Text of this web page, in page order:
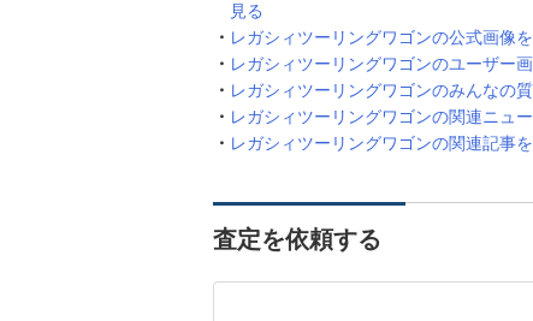
見る
レガシィツーリングワゴンの公式画像
レガシィツーリングワゴンのユーザー
レガシィツーリングワゴンのみんなの
レガシィツーリングワゴンの関連ニュ
レガシィツーリングワゴンの関連記事
査定を依頼する